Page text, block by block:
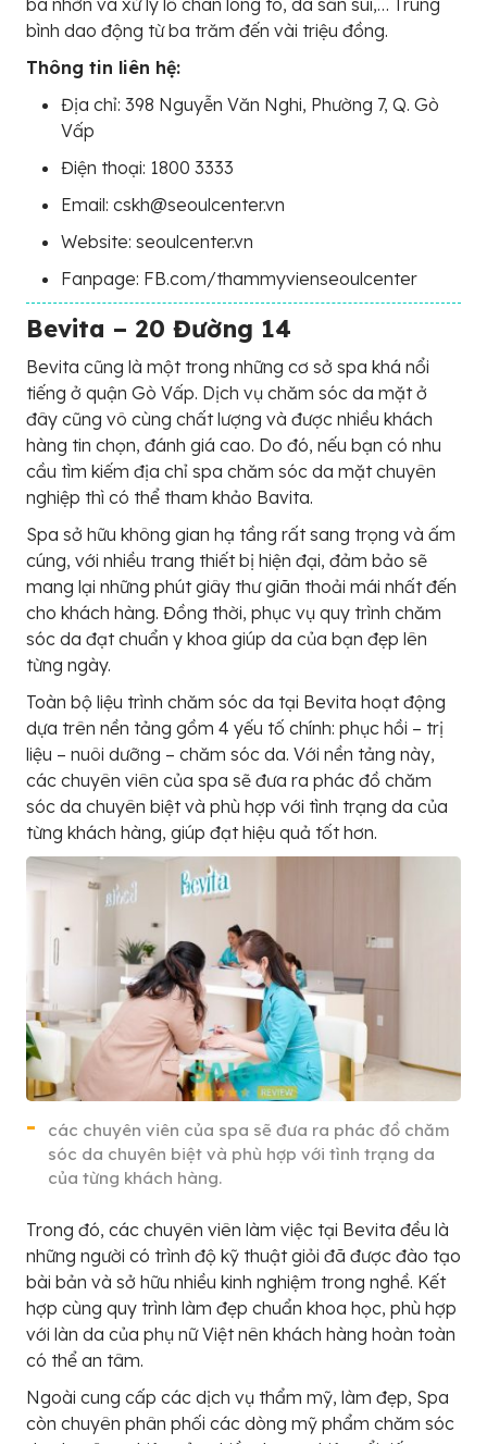
bình dao động từ ba trăm đến vài triệu đồng.
Thông tin liên hệ:
Địa chỉ: 398 Nguyễn Văn Nghi, Phường 7, Q. Gò
Vấp
Điện thoại: 1800 3333
Email: cskh@seoulcenter.vn
Website: seoulcenter.vn
Fanpage: FB.com/thammyvienseoulcenter
Bevita – 20 Đường 14
Bevita cũng là một trong những cơ sở spa khá nổi
tiếng ở quận Gò Vấp. Dịch vụ chăm sóc da mặt ở
đây cũng vô cùng chất lượng và được nhiều khách
hàng tin chọn, đánh giá cao. Do đó, nếu bạn có nhu
cầu tìm kiếm địa chỉ spa chăm sóc da mặt chuyên
nghiệp thì có thể tham khảo Bavita.
Spa sở hữu không gian hạ tầng rất sang trọng và ấm
cúng, với nhiều trang thiết bị hiện đại, đảm bảo sẽ
mang lại những phút giây thư giãn thoải mái nhất đến
cho khách hàng. Đồng thời, phục vụ quy trình chăm
sóc da đạt chuẩn y khoa giúp da của bạn đẹp lên
từng ngày.
Toàn bộ liệu trình chăm sóc da tại Bevita hoạt động
dựa trên nền tảng gồm 4 yếu tố chính: phục hồi – trị
liệu – nuôi dưỡng – chăm sóc da. Với nền tảng này,
các chuyên viên của spa sẽ đưa ra phác đồ chăm
sóc da chuyên biệt và phù hợp với tình trạng da của
từng khách hàng, giúp đạt hiệu quả tốt hơn.
các chuyên viên của spa sẽ đưa ra phác đồ chăm
sóc da chuyên biệt và phù hợp với tình trạng da
của từng khách hàng.
Trong đó, các chuyên viên làm việc tại Bevita đều là
những người có trình độ kỹ thuật giỏi đã được đào tạo
bài bản và sở hữu nhiều kinh nghiệm trong nghề. Kết
hợp cùng quy trình làm đẹp chuẩn khoa học, phù hợp
với làn da của phụ nữ Việt nên khách hàng hoàn toàn
có thể an tâm.
Ngoài cung cấp các dịch vụ thẩm mỹ, làm đẹp, Spa
còn chuyên phân phối các dòng mỹ phẩm chăm sóc